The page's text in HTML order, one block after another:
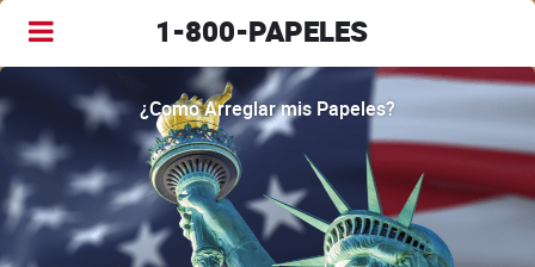
1-800-PAPELES
¿Como Arreglar mis Papeles?